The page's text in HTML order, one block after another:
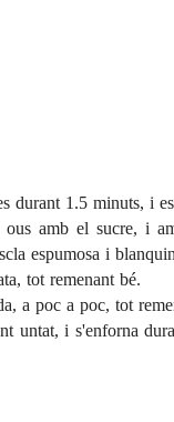
durant 1.5 minuts, i
amb el sucre, i
espumosa i
tot remenant bé.
a poc a poc, tot
untat, i s'enforna